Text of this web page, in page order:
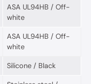
ASA UL94HB / Off-
white
ASA UL94HB / Off-
white
Silicone / Black